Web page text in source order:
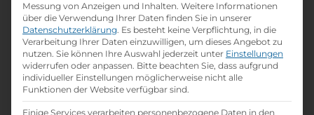
Verkehrsbuero Travel - Ruefa
printLehrstelle ausdrucken
Detailinformationen
folder Branche:
Messung von Anzeigen und Inhalten. Weitere Informationen
über die Verwendung Ihrer Daten finden Sie in unserer
Datenschutzerklärung. Es besteht keine Verpflichtung, in die
Verarbeitung Ihrer Daten einzuwilligen, um dieses Angebot zu
nutzen. Sie können Ihre Auswahl jederzeit unter Einstellungen
widerrufen oder anpassen. Bitte beachten Sie, dass aufgrund
individueller Einstellungen möglicherweise nicht alle
Funktionen der Website verfügbar sind.
Einige Services verarbeiten personenbezogene Daten in den